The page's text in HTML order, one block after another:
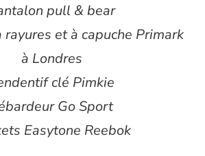
pull & bear
et à capuche Primark
à Londres
clé Pimkie
Go Sport
Easytone Reebok